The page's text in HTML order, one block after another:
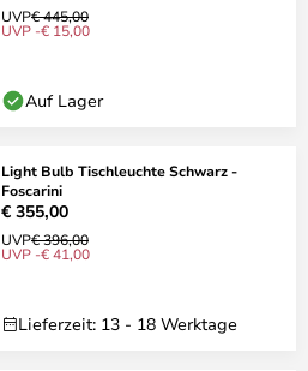
UVP€ 445,00
UVP -€ 15,00
Auf Lager
Light Bulb Tischleuchte Schwarz -
Foscarini
€ 355,00
UVP€ 396,00
UVP -€ 41,00
Lieferzeit: 13 - 18 Werktage